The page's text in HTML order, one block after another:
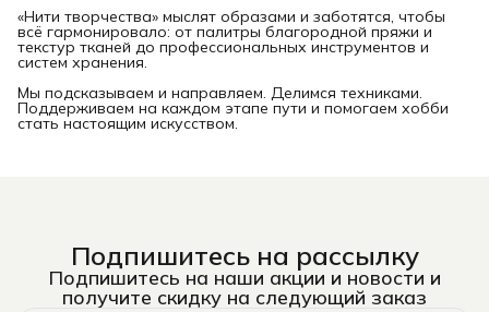
«Нити творчества» мыслят образами и заботятся, чтобы
всё гармонировало: от палитры благородной пряжи и
текстур тканей до профессиональных инструментов и
систем хранения.
Мы подсказываем и направляем. Делимся техниками.
Поддерживаем на каждом этапе пути и помогаем хобби
стать настоящим искусством.
Подпишитесь на рассылку
Подпишитесь на наши акции и новости и
получите скидку на следующий заказ